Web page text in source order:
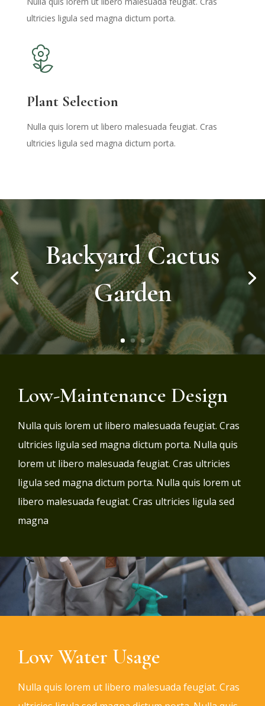
ultricies ligula sed magna dictum porta.
Plant Selection
Nulla quis lorem ut libero malesuada feugiat. Cras
ultricies ligula sed magna dictum porta.
Backyard Cactus
Garden
Low-Maintenance Design
Nulla quis lorem ut libero malesuada feugiat. Cras
ultricies ligula sed magna dictum porta. Nulla quis
lorem ut libero malesuada feugiat. Cras ultricies
ligula sed magna dictum porta. Nulla quis lorem ut
libero malesuada feugiat. Cras ultricies ligula sed
magna
Low Water Usage
Nulla quis lorem ut libero malesuada feugiat. Cras